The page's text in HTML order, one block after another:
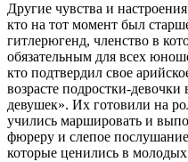
Другие чувства и
кто на тот момент был
гитлерюгенд, членство в
обязательным для всех
кто подтвердил свое
возрасте подростки-
девушек». Их готовили на
учились маршировать и
фюреру и слепое
которые ценились в